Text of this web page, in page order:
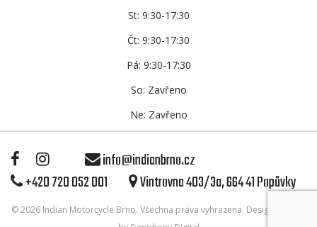
St: 9:30-17:30
Čt: 9:30-17:30
Pá: 9:30-17:30
So: Zavřeno
Ne: Zavřeno
info@indianbrno.cz
+420 720 052 001
Vintrovna 403/3a, 664 41 Popůvky
© 2026 Indian Motorcycle Brno. Všechna práva vyhrazena. Design & Code